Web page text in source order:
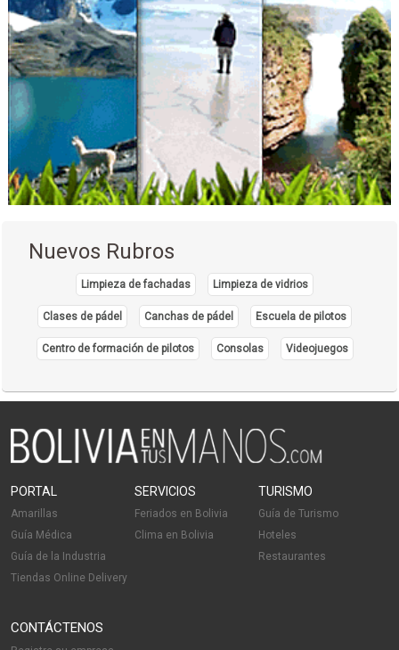
Material para Decoraciones
Fabricas de Muebles
Industria de Muebles
Muebles para Dormitorio
Mueblerías
Muebles de Oficina
Muebles de Melamina
Muebles de Cocina
Sillas rotatorias
Alimentos
Alimentos Procesados
Distribución de Alimentos
Jugos de Frutas
Comida Gourmet
Almuerzo Ejecutivo
Comida Francesa
Restaurantes: Comida Internacional
Gastronomía
Restaurantes
Restaurantes: Comida Criolla
Cafeterías
Nuevos Rubros
Limpieza de fachadas Limpieza de vidrios
Clases de pádel Canchas de pádel Escuela de pilotos
Centro de formación de pilotos Consolas Videojuegos
PORTAL
Amarillas
Guía Médica
Guía de la Industria
Tiendas Online Delivery
SERVICIOS
Feriados en Bolivia
Clima en Bolivia
TURISMO
Guía de Turismo
Hoteles
Restaurantes
CONTÁCTENOS